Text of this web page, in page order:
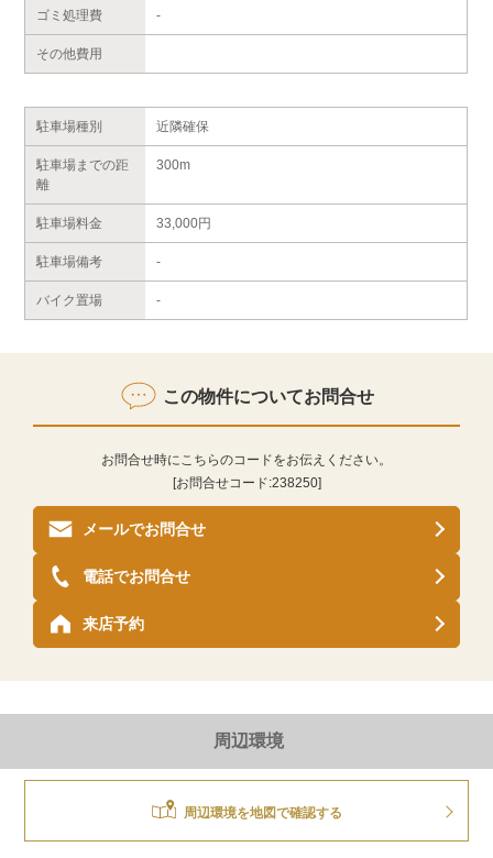
ゴミ処理費 -
その他費用
駐車場種別 近隣確保
駐車場までの距
離
300m
駐車場料金 33,000円
駐車場備考 -
バイク置場 -
この物件についてお問合せ
お問合せ時にこちらのコードをお伝えください。
[お問合せコード:238250]
メールでお問合せ
来店予約
電話でお問合せ
周辺環境
周辺環境を地図で確認する